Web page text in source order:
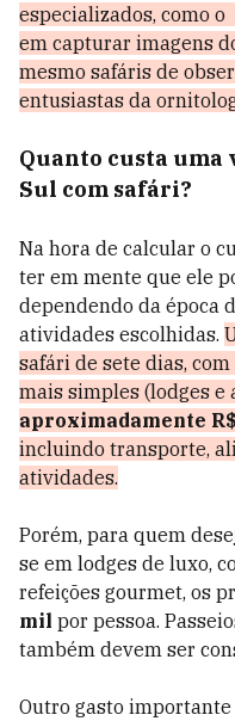
especializados, como
em capturar imagens
mesmo safáris de
entusiastas da
Quanto custa uma
Sul com safári?
Na hora de calcular o
ter em mente que ele
dependendo da época
atividades escolhidas.
safári de sete dias,
mais simples (lodges e
aproximadamente
incluindo transporte,
atividades.
Porém, para quem
se em lodges de luxo,
refeições gourmet, os
mil por pessoa.
também devem ser
Outro gasto importante